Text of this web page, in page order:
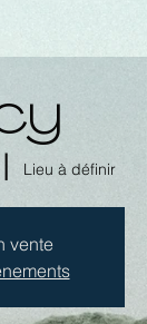
Lieu à définir
vente